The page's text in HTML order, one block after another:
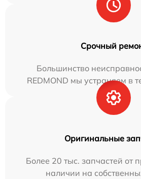
Срочный
Большинство
REDMOND мы устраняем в
Оригинальные
Более 20 тыс. запчастей от
наличии на